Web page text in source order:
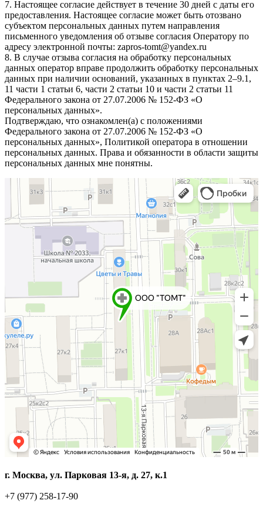
7. Настоящее согласие действует в течение 30 дней с даты его
предоставления. Настоящее согласие может быть отозвано
субъектом персональных данных путем направления
письменного уведомления об отзыве согласия Оператору по
адресу электронной почты: zapros-tomt@yandex.ru
8. В случае отзыва согласия на обработку персональных
данных оператор вправе продолжить обработку персональных
данных при наличии оснований, указанных в пунктах 2–9.1,
11 части 1 статьи 6, части 2 статьи 10 и части 2 статьи 11
Федерального закона от 27.07.2006 № 152-ФЗ «О
персональных данных».
Подтверждаю, что ознакомлен(а) с положениями
Федерального закона от 27.07.2006 № 152-ФЗ «О
персональных данных», Политикой оператора в отношении
персональных данных. Права и обязанности в области защиты
персональных данных мне понятны.
г. Москва, ул. Парковая 13-я, д. 27, к.1
+7 (977) 258-17-90